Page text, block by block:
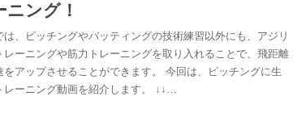
ニング！
は、ピッチングやバッティングの技術練習以外にも、アジリ
レーニングや筋力トレーニングを取り入れることで、飛距離
をアップさせることができます。 今回は、ピッチングに生
レーニング動画を紹介します。 ↓↓…